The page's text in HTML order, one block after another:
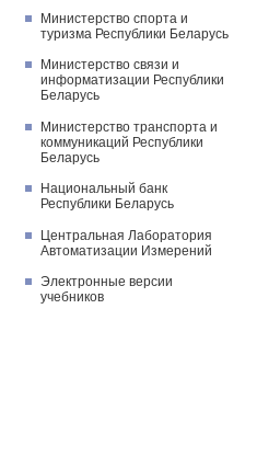
Министерство спорта и
туризма Республики Беларусь
Министерство связи и
информатизации Республики
Беларусь
Министерство транспорта и
коммуникаций Республики
Беларусь
Национальный банк
Республики Беларусь
Центральная Лаборатория
Автоматизации Измерений
Электронные версии
учебников